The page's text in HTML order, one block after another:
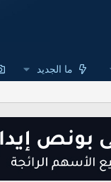
ما الجديد